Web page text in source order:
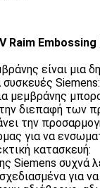
Raim
είναι μια
Siemens:
μεμβράνης
διεπαφή των
την
για να
κατασκευή:
Siemens συχνά
για